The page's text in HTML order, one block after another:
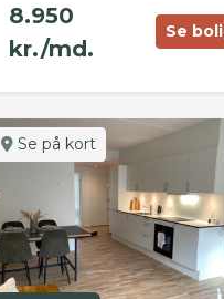
8.950
kr./md.
Se
Se på kort